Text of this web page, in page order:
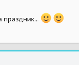
праздник...